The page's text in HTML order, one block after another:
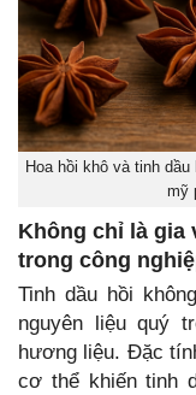
Hoa hồi khô và tinh
mỹ
Không chỉ là gia
trong công
Tinh dầu hồi
nguyên liệu quý
hương liệu. Đặc
cơ thể khiến tinh